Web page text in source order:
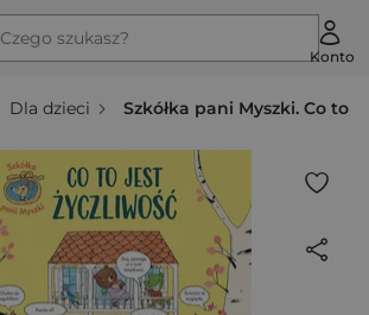
Czego szukasz?
Konto
Dla dzieci Szkółka pani Myszki. Co to